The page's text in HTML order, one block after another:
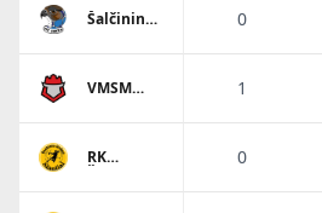
Šalčininkų
0
VMSM
tauras-
1
RK
0